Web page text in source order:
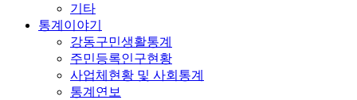
기타
통계이야기
강동구민생활통계
주민등록인구현황
사업체현황 및 사회통계
통계연보